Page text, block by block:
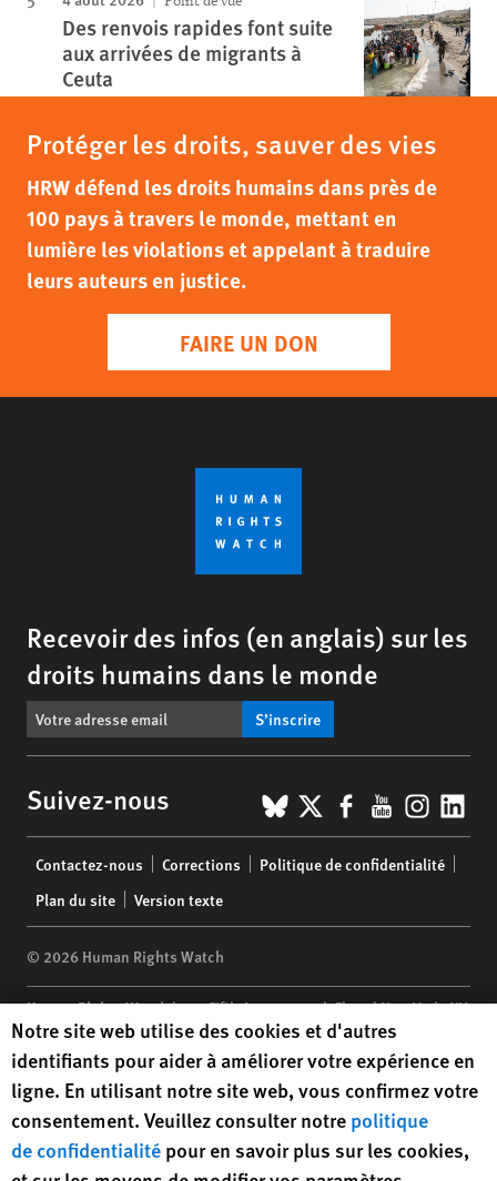
Des renvois rapides font suite
aux arrivées de migrants à
Ceuta
Protéger les droits, sauver des vies
HRW défend les droits humains dans près de
100 pays à travers le monde, mettant en
lumière les violations et appelant à traduire
leurs auteurs en justice.
FAIRE UN DON
Recevoir des infos (en anglais) sur les
droits humains dans le monde
S’inscrire
Suivez-nous BlueSky
X Facebook
YouTube
menu
Contactez-nous Corrections
Politique de confidentialité
Plan du site
Version texte
© 2026 Human Rights Watch
Human Rights Watch| 350 Fifth Avenue, 34th Floor | New York,NY
10118-3299USA |t1.212.290.4700
Human Rights Watchis a 501(C)(3) nonprofit registered in the US
under EIN: 13-2875808
Human Rights Watch cookie preferences
Notre site web utilise des cookies et d'autres
identifiants pour aider à améliorer votre expérience en
ligne. En utilisant notre site web, vous confirmez votre
consentement. Veuillez consulter notre politique
de confidentialité pour en savoir plus sur les cookies,